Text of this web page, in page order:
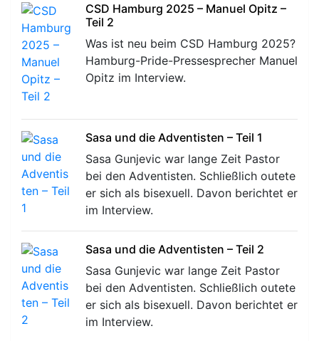
CSD Hamburg 2025 – Manuel Opitz –
Teil 2
Was ist neu beim CSD Hamburg 2025?
Hamburg-Pride-Pressesprecher Manuel
Opitz im Interview.
Sasa und die Adventisten – Teil 1
Sasa Gunjevic war lange Zeit Pastor
bei den Adventisten. Schließlich outete
er sich als bisexuell. Davon berichtet er
im Interview.
Sasa und die Adventisten – Teil 2
Sasa Gunjevic war lange Zeit Pastor
bei den Adventisten. Schließlich outete
er sich als bisexuell. Davon berichtet er
im Interview.